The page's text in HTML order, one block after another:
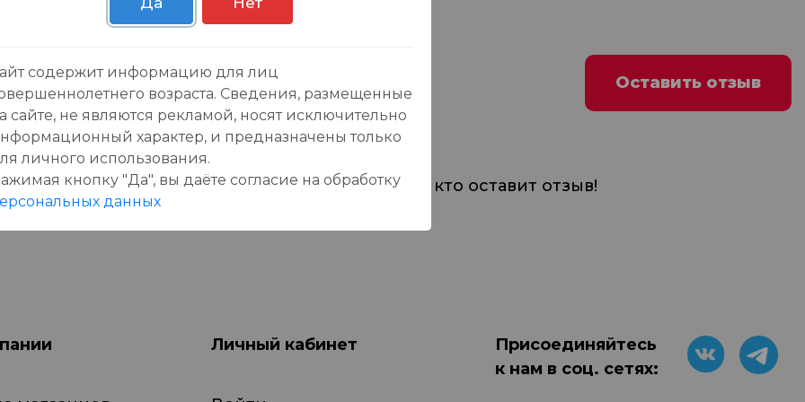
Оставить отзыв
товара еще нет отзывов, будьте первым, кто оставит отзыв!
Личный кабинет
Присоединяйтесь
к нам в соц. сетях:
содержит информацию для лиц
возраста. Сведения, размещенные
сайте, не являются рекламой, носят исключительно
характер, и предназначены только
личного использования.
кнопку "Да", вы даёте cогласие на обработку
данных